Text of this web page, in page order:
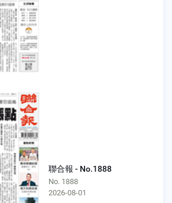
聯合報 - No.1888
No. 1888
2026-08-01